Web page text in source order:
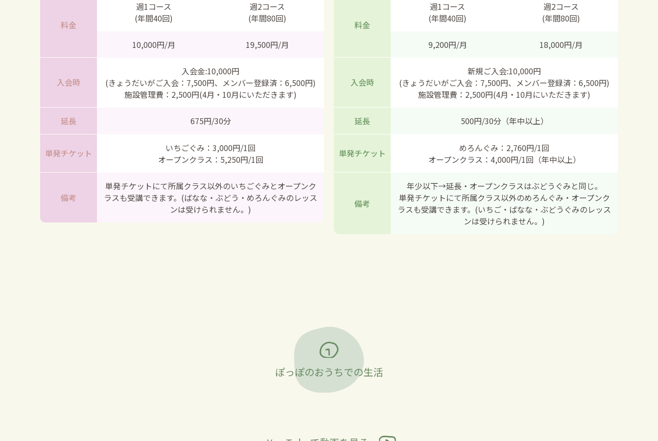
料金
週1コース
(年間40回)
週2コース
(年間80回)
10,000円/月 19,500円/月
入会時
入会金:10,000円
(きょうだいがご入会：7,500円、メンバー登録済：6,500円)
施設管理費：2,500円(4月・10月にいただきます)
延長 675円/30分
単発チケット
いちごぐみ：3,000円/1回
オープンクラス：5,250円/1回
備考
単発チケットにて所属クラス以外のいちごぐみとオープンク
ラスも受講できます。(ばなな・ぶどう・めろんぐみのレッス
ンは受けられません。)
料金
週1コース
(年間40回)
週2コース
(年間80回)
9,200円/月 18,000円/月
入会時
新規ご入会:10,000円
(きょうだいがご入会：7,500円、メンバー登録済：6,500円)
施設管理費：2,500円(4月・10月にいただきます)
延長 500円/30分（年中以上）
単発チケット
めろんぐみ：2,760円/1回
オープンクラス：4,000円/1回（年中以上）
備考
年少以下→延長・オープンクラスはぶどうぐみと同じ。
単発チケットにて所属クラス以外のめろんぐみ・オープンク
ラスも受講できます。(いちご・ばなな・ぶどうぐみのレッス
ンは受けられません。)
ぽっぽのおうちでの生活